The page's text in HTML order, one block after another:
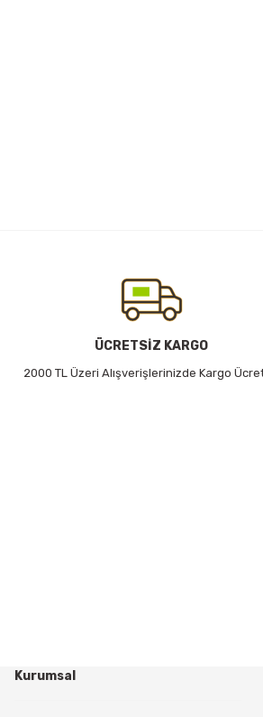
ÜCRETSİZ KARGO
2000 TL Üzeri Alışverişlerinizde Kargo
Kurumsal